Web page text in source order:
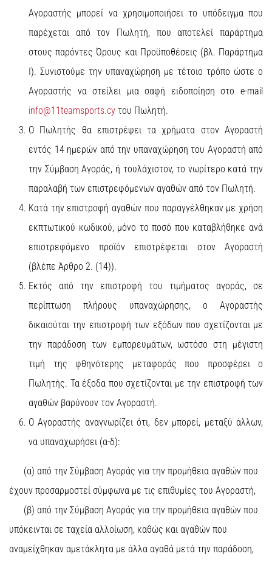
Αγοραστής μπορεί να χρησιμοποιήσει το υπόδειγμα που
παρέχεται από τον Πωλητή, που αποτελεί παράρτημα
στους παρόντες Όρους και Προϋποθέσεις (βλ. Παράρτημα
Ι). Συνιστούμε την υπαναχώρηση με τέτοιο τρόπο ώστε ο
Αγοραστής να στείλει μια σαφή ειδοποίηση στο e-mail
info@11teamsports.cy του Πωλητή.
Ο Πωλητής θα επιστρέψει τα χρήματα στον Αγοραστή
εντός 14 ημερών από την υπαναχώρηση του Αγοραστή από
την Σύμβαση Αγοράς, ή τουλάχιστον, το νωρίτερο κατά την
παραλαβή των επιστρεφόμενων αγαθών από τον Πωλητή.
Κατά την επιστροφή αγαθών που παραγγέλθηκαν με χρήση
εκπτωτικού κωδικού, μόνο το ποσό που καταβλήθηκε ανά
επιστρεφόμενο προϊόν επιστρέφεται στον Αγοραστή
(βλέπε Άρθρο 2. (14)).
Εκτός από την επιστροφή του τιμήματος αγοράς, σε
περίπτωση πλήρους υπαναχώρησης, ο Αγοραστής
δικαιούται την επιστροφή των εξόδων που σχετίζονται με
την παράδοση των εμπορευμάτων, ωστόσο στη μέγιστη
τιμή της φθηνότερης μεταφοράς που προσφέρει ο
Πωλητής. Τα έξοδα που σχετίζονται με την επιστροφή των
αγαθών βαρύνουν τον Αγοραστή.
Ο Αγοραστής αναγνωρίζει ότι, δεν μπορεί, μεταξύ άλλων,
να υπαναχωρήσει (α-δ):
(α) από την Σύμβαση Αγοράς για την προμήθεια αγαθών που
έχουν προσαρμοστεί σύμφωνα με τις επιθυμίες του Αγοραστή,
(β) από την Σύμβαση Αγοράς για την προμήθεια αγαθών που
υπόκεινται σε ταχεία αλλοίωση, καθώς και αγαθών που
αναμείχθηκαν αμετάκλητα με άλλα αγαθά μετά την παράδοση,